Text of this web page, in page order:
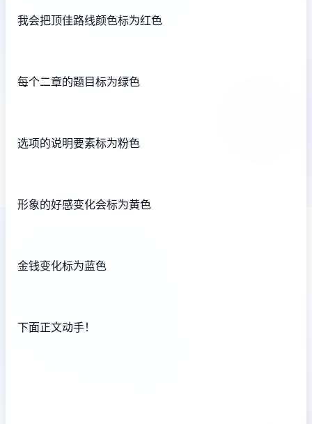
我会把顶佳路线颜色标为红色
每个二章的题目标为绿色
选项的说明要素标为粉色
形象的好感变化会标为黄色
金钱变化标为蓝色
下面正文动手！